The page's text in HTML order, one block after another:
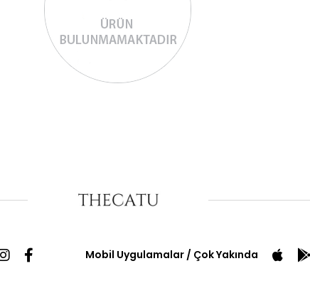
Mobil Uygulamalar / Çok Yakında